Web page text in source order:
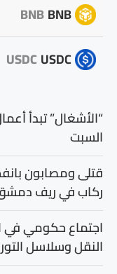
BNB
BNB
USDC
USDC
“الأشغال” تبدأ
السبت
قتلى ومصابون
ركاب في ريف
اجتماع حكومي في
النقل وسلاسل